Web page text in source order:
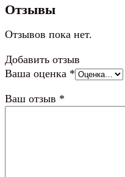
Отзывы
Отзывов пока нет.
Добавить отзыв
Ваша оценка *
Ваш отзыв *